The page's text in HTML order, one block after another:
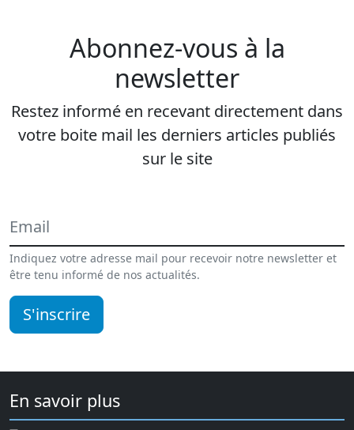
Abonnez-vous à la
newsletter
Restez informé en recevant directement dans
votre boite mail les derniers articles publiés
sur le site
Indiquez votre adresse mail pour recevoir notre newsletter et
être tenu informé de nos actualités.
S'inscrire
En savoir plus